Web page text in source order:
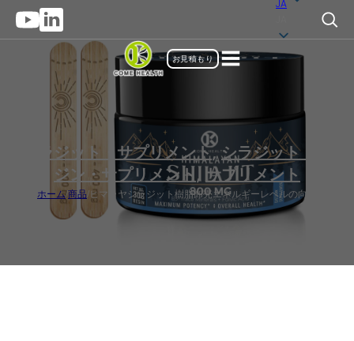
JA
お見積もり
シラジット・サプリメント,シラジット・レ
ジン・サプリメント, サプリメント
ホーム/商品/ ヒマラヤシラジット樹脂卸売エネルギーレベルの向上